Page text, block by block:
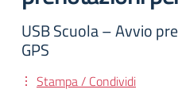
USB Scuola – Avvio
GPS
Stampa / Condividi